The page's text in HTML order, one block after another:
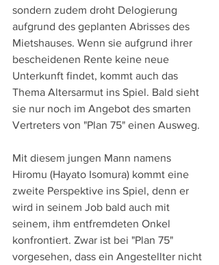
sondern zudem droht Delogierung
aufgrund des geplanten Abrisses des
Mietshauses. Wenn sie aufgrund ihrer
bescheidenen Rente keine neue
Unterkunft findet, kommt auch das
Thema Altersarmut ins Spiel. Bald sieht
sie nur noch im Angebot des smarten
Vertreters von "Plan 75" einen Ausweg.
Mit diesem jungen Mann namens
Hiromu (Hayato Isomura) kommt eine
zweite Perspektive ins Spiel, denn er
wird in seinem Job bald auch mit
seinem, ihm entfremdeten Onkel
konfrontiert. Zwar ist bei "Plan 75"
vorgesehen, dass ein Angestellter nicht